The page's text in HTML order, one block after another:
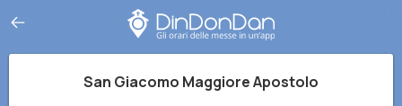
San Giacomo Maggiore Apostolo